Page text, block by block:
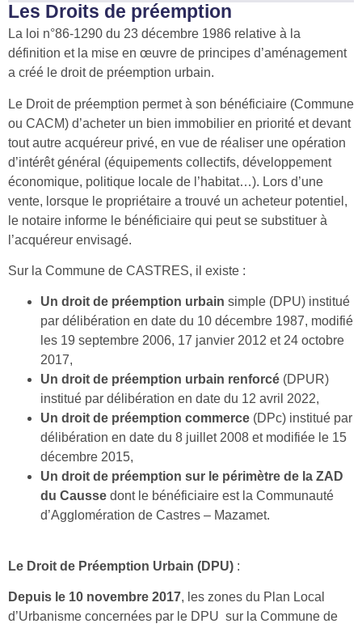
Les Droits de préemption
La loi n°86-1290 du 23 décembre 1986 relative à la
définition et la mise en œuvre de principes d’aménagement
a créé le droit de préemption urbain.
Le Droit de préemption permet à son bénéficiaire (Commune
ou CACM) d’acheter un bien immobilier en priorité et devant
tout autre acquéreur privé, en vue de réaliser une opération
d’intérêt général (équipements collectifs, développement
économique, politique locale de l’habitat…). Lors d’une
vente, lorsque le propriétaire a trouvé un acheteur potentiel,
le notaire informe le bénéficiaire qui peut se substituer à
l’acquéreur envisagé.
Sur la Commune de CASTRES, il existe :
Un droit de préemption urbain simple (DPU) institué
par délibération en date du 10 décembre 1987, modifié
les 19 septembre 2006, 17 janvier 2012 et 24 octobre
2017,
Un droit de préemption urbain renforcé (DPUR)
institué par délibération en date du 12 avril 2022,
Un droit de préemption commerce (DPc) institué par
délibération en date du 8 juillet 2008 et modifiée le 15
décembre 2015,
Un droit de préemption sur le périmètre de la ZAD
du Causse dont le bénéficiaire est la Communauté
d’Agglomération de Castres – Mazamet.
Le Droit de Préemption Urbain (DPU) :
Depuis le 10 novembre 2017, les zones du Plan Local
d’Urbanisme concernées par le DPU sur la Commune de